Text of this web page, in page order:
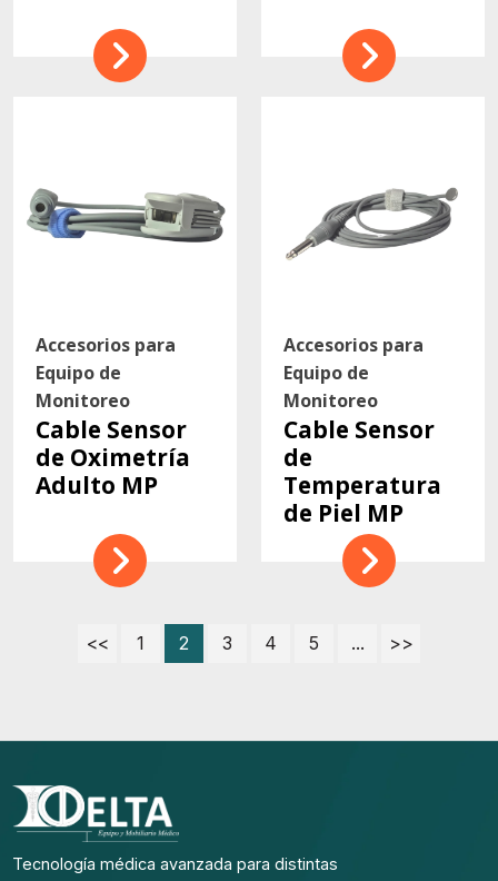
Accesorios para
Equipo de
Monitoreo
Cable Sensor
de Oximetría
Adulto MP
Accesorios para
Equipo de
Monitoreo
Cable Sensor
de
Temperatura
de Piel MP
<< 1 2 3 4 5 ... >>
Tecnología médica avanzada para distintas